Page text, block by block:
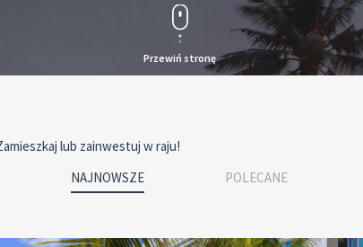
Przewiń stronę
lub zainwestuj w raju!
NAJNOWSZE
POLECANE